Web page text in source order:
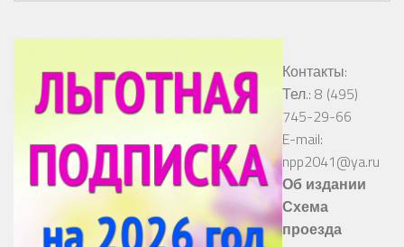
Контакты:
Тел.: 8 (495)
745-29-66
E-mail:
npp2041@ya.ru
Об издании
Схема
проезда